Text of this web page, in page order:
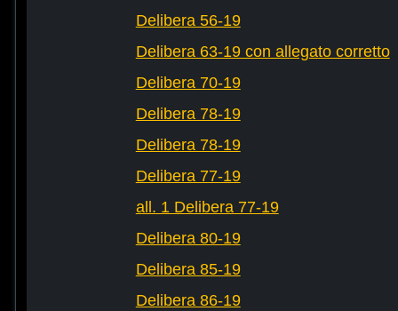
Delibera 56-19
Delibera 63-19 con allegato corretto
Delibera 70-19
Delibera 78-19
Delibera 78-19
Delibera 77-19
all. 1 Delibera 77-19
Delibera 80-19
Delibera 85-19
Delibera 86-19